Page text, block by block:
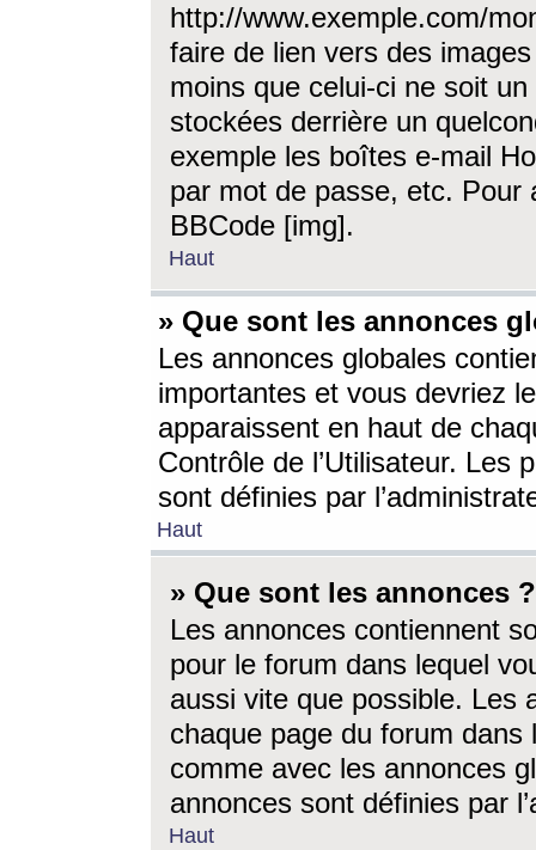
http://www.exemple.com/
faire de lien vers des
moins que celui-ci ne soit
stockées derrière un
exemple les boîtes e-mail
par mot de passe, etc. Pour
BBCode [img].
Haut
» Que sont les annonces
Les annonces globales
importantes et vous devriez
apparaissent en haut de
Contrôle de l’Utilisateur. Les
sont définies par
Haut
» Que sont les annonces ?
Les annonces contiennent
pour le forum dans lequel
aussi vite que possible. Les
chaque page du forum dans
comme avec les annonces
annonces sont définies par
Haut